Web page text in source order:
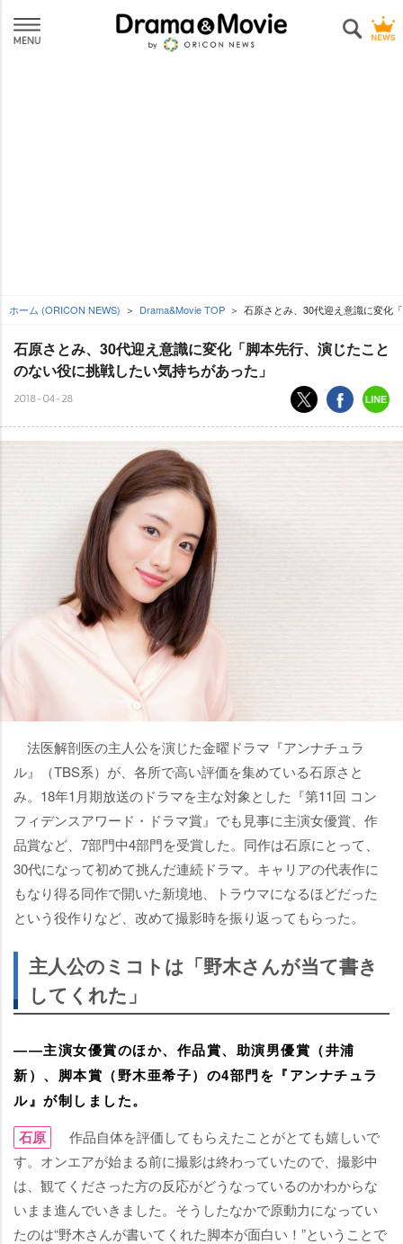
ホーム (ORICON NEWS) Drama&Movie TOP 石原さとみ、30代迎え意識に変化
石原さとみ、30代迎え意識に変化「脚本先行、演じたこと
のない役に挑戦したい気持ちがあった」
2018-04-28
法医解剖医の主人公を演じた金曜ドラマ『アンナチュラ
ル』（TBS系）が、各所で高い評価を集めている石原さと
み。18年1月期放送のドラマを主な対象とした『第11回 コン
フィデンスアワード・ドラマ賞』でも見事に主演女優賞、作
品賞など、7部門中4部門を受賞した。同作は石原にとって、
30代になって初めて挑んだ連続ドラマ。キャリアの代表作に
もなり得る同作で開いた新境地、トラウマになるほどだった
という役作りなど、改めて撮影時を振り返ってもらった。
主人公のミコトは「野木さんが当て書き
してくれた」
――主演女優賞のほか、作品賞、助演男優賞（井浦
新）、脚本賞（野木亜希子）の4部門を『アンナチュラ
ル』が制しました。
石原
作品自体を評価してもらえたことがとても嬉しいで
す。オンエアが始まる前に撮影は終わっていたので、撮影中
は、観てくださった方の反応がどうなっているのかわからな
いまま進んでいきました。そうしたなかで原動力になってい
たのは“野木さんが書いてくれた脚本が面白い！”ということで